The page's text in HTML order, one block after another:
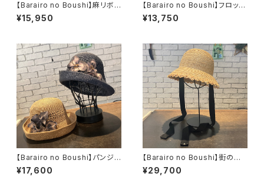
【Barairo no Boushi】麻リボン
ハチの巣Hat ハット
L008460
¥15,950
【Barairo no Boushi】フロッキ
ーリボンベレー ベレー
L008453
¥13,750
【Barairo no Boushi】パンジ
ーこまあみクロシェ ハッ
ト L008449
¥17,600
【Barairo no Boushi】街の麦
クロシェ ハット L00
8463
¥29,700